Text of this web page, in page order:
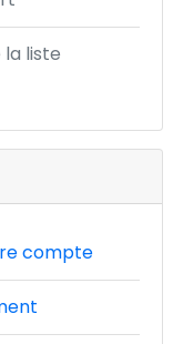
liste
compte